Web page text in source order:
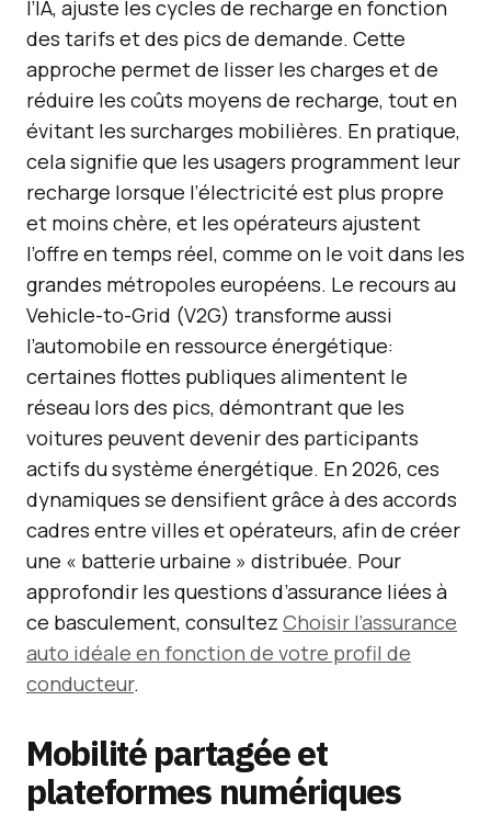
l’IA, ajuste les cycles de recharge en fonction
des tarifs et des pics de demande. Cette
approche permet de lisser les charges et de
réduire les coûts moyens de recharge, tout en
évitant les surcharges mobilières. En pratique,
cela signifie que les usagers programment leur
recharge lorsque l’électricité est plus propre
et moins chère, et les opérateurs ajustent
l’offre en temps réel, comme on le voit dans les
grandes métropoles européens. Le recours au
Vehicle-to-Grid (V2G) transforme aussi
l’automobile en ressource énergétique:
certaines flottes publiques alimentent le
réseau lors des pics, démontrant que les
voitures peuvent devenir des participants
actifs du système énergétique. En 2026, ces
dynamiques se densifient grâce à des accords
cadres entre villes et opérateurs, afin de créer
une « batterie urbaine » distribuée. Pour
approfondir les questions d’assurance liées à
ce basculement, consultez Choisir l’assurance
auto idéale en fonction de votre profil de
conducteur.
Mobilité partagée et
plateformes numériques